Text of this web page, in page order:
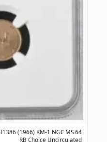
(1966) KM-1 NGC MS 64
RB Choice Uncirculated